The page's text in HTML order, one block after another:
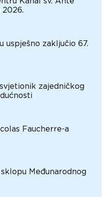
2026.
uspješno zaključio 67.
zajedničkog
Faucherre-a
Međunarodnog